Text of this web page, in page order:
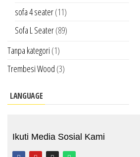
sofa 4 seater(11)
Sofa L Seater(89)
Tanpa kategori (1)
Trembesi Wood (3)
LANGUAGE
Ikuti Media Sosial Kami